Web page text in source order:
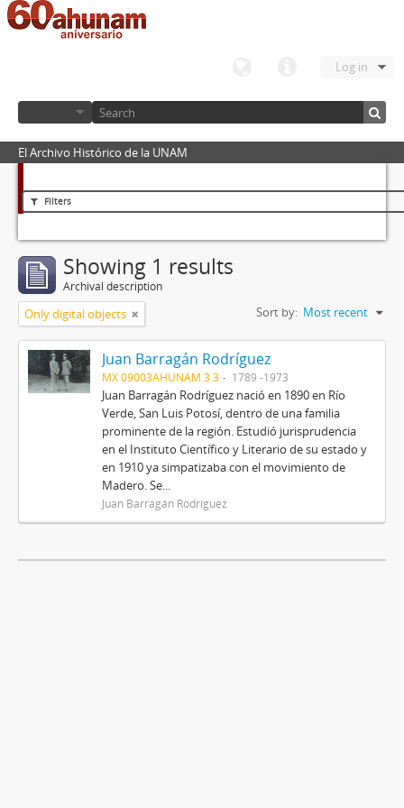
Log in
El Archivo Histórico de la UNAM
Filters
Showing 1 results
Archival description
Only digital objects Sort by: Most recent
Juan Barragán Rodríguez
MX 09003AHUNAM 3.3 1789 -1973
Juan Barragán Rodríguez nació en 1890 en Río
Verde, San Luis Potosí, dentro de una familia
prominente de la región. Estudió jurisprudencia
en el Instituto Científico y Literario de su estado y
en 1910 ya simpatizaba con el movimiento de
Madero. Se...
Juan Barragán Rodríguez